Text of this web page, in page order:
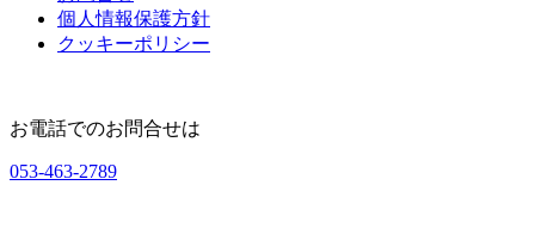
個人情報保護方針
クッキーポリシー
お電話でのお問合せは
053-463-2789